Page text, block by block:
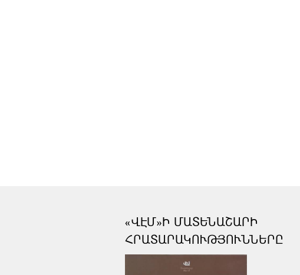
«ՎԷՄ»Ի ՄԱՏԵՆԱՇԱՐԻ
ՀՐԱՏԱՐԱԿՈՒԹՅՈՒՆՆԵՐԸ